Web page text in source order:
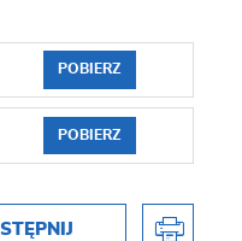
POBIERZ
POBIERZ